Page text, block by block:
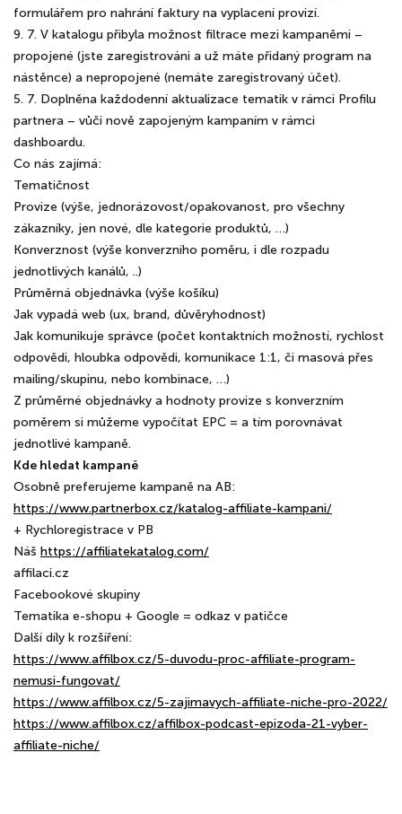
formulářem pro nahrání faktury na vyplacení provizí.
9. 7. V katalogu přibyla možnost filtrace mezi kampaněmi –
propojené (jste zaregistrováni a už máte přidaný program na
nástěnce) a nepropojené (nemáte zaregistrovaný účet).
5. 7. Doplněna každodenní aktualizace tematik v rámci Profilu
partnera – vůči nově zapojeným kampaním v rámci
dashboardu.
Co nás zajímá:
Tematičnost
Provize (výše, jednorázovost/opakovanost, pro všechny
zákazníky, jen nové, dle kategorie produktů, …)
Konverznost (výše konverzního poměru, i dle rozpadu
jednotlivých kanálů, ..)
Průměrná objednávka (výše košíku)
Jak vypadá web (ux, brand, důvěryhodnost)
Jak komunikuje správce (počet kontaktních možností, rychlost
odpovědi, hloubka odpovědi, komunikace 1:1, či masová přes
mailing/skupinu, nebo kombinace, …)
Z průměrné objednávky a hodnoty provize s konverzním
poměrem si můžeme vypočítat EPC = a tím porovnávat
jednotlivé kampaně.
Kde hledat kampaně
Osobně preferujeme kampaně na AB:
https://www.partnerbox.cz/katalog-affiliate-kampani/
+ Rychloregistrace v PB
Náš https://affiliatekatalog.com/
affilaci.cz
Facebookové skupiny
Tematika e-shopu + Google = odkaz v patičce
Další díly k rozšíření:
https://www.affilbox.cz/5-duvodu-proc-affiliate-program-
nemusi-fungovat/
https://www.affilbox.cz/5-zajimavych-affiliate-niche-pro-2022/
https://www.affilbox.cz/affilbox-podcast-epizoda-21-vyber-
affiliate-niche/